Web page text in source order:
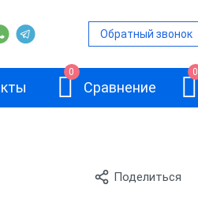
Обратный звонок
0
Сравнение
0
Поделиться